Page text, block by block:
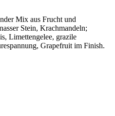
Mix aus Frucht und
Stein, Krachmandeln;
Limettengelee, grazile
Grapefruit im Finish.